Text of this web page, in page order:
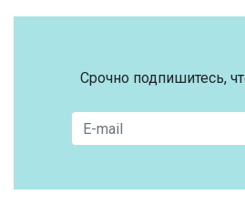
Срочно подпишитесь,